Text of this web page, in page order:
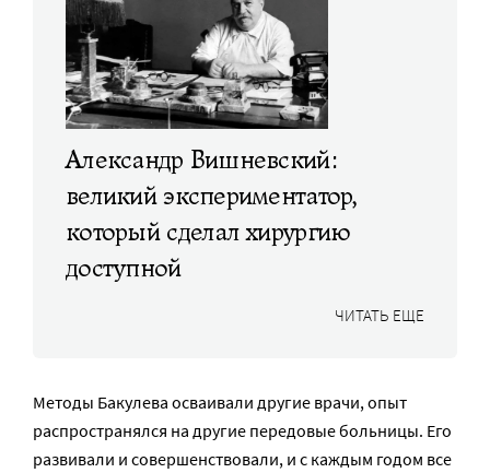
Александр Вишневский:
великий экспериментатор,
который сделал хирургию
доступной
ЧИТАТЬ ЕЩЕ
Методы Бакулева осваивали другие врачи, опыт
распространялся на другие передовые больницы. Его
развивали и совершенствовали, и с каждым годом все